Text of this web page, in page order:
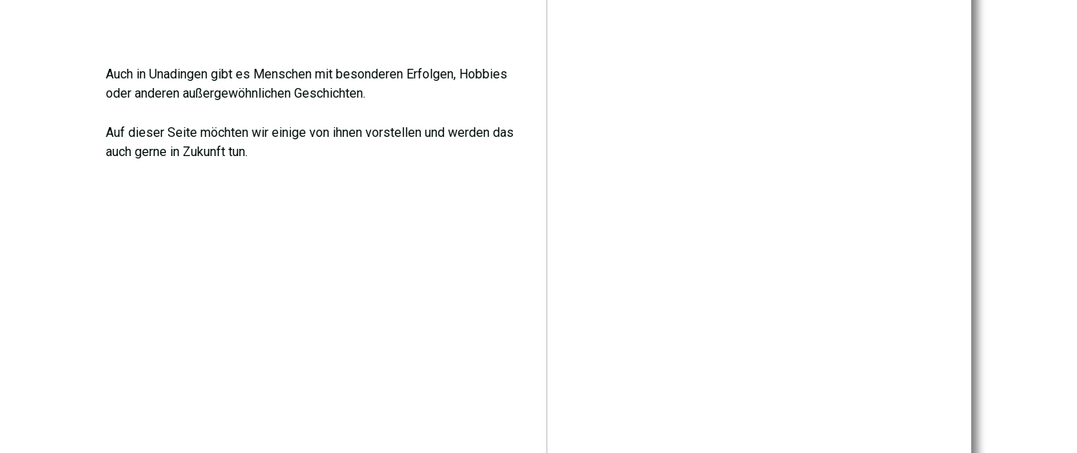
Auch in Unadingen gibt es Menschen mit besonderen Erfolgen, Hobbies
oder anderen außergewöhnlichen Geschichten.
Auf dieser Seite möchten wir einige von ihnen vorstellen und werden das
auch gerne in Zukunft tun.